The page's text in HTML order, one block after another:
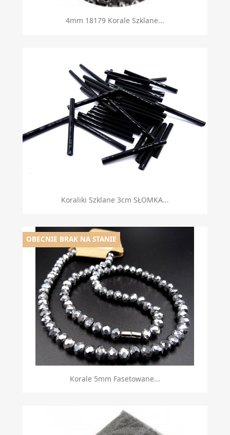
4mm 18179 Korale Szklane...
Koraliki Szklane 3cm SŁOMKA...
Korale 5mm Fasetowane...
OBECNIE BRAK NA STANIE